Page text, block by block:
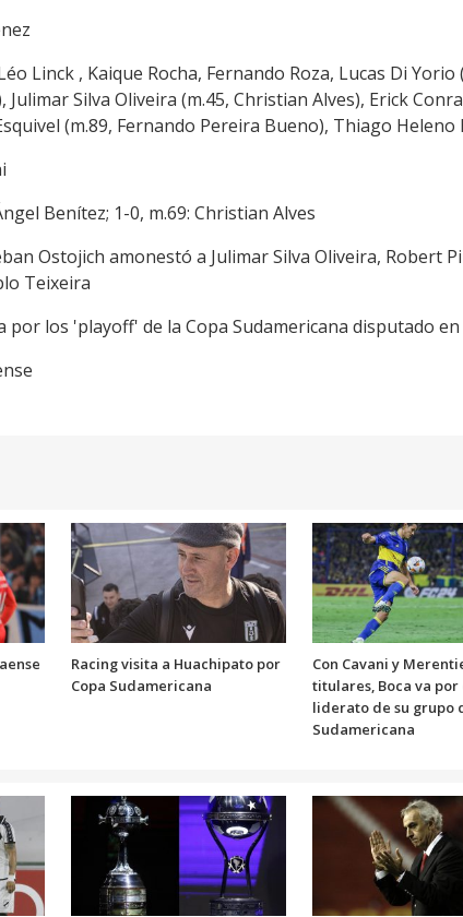
Linck , Kaique Rocha, Fernando Roza, Lucas Di
Silva Oliveira (m.45, Christian Alves), Erick
(m.89, Fernando Pereira Bueno), Thiago Heleno
Benítez; 1-0, m.69: Christian Alves
Ostojich amonestó a Julimar Silva Oliveira, Robert
Teixeira
por los 'playoff' de la Copa Sudamericana disputado
Racing visita a Huachipato por
Copa Sudamericana
Con Cavani y
titulares, Boca va por
liderato de su grupo
Sudamericana